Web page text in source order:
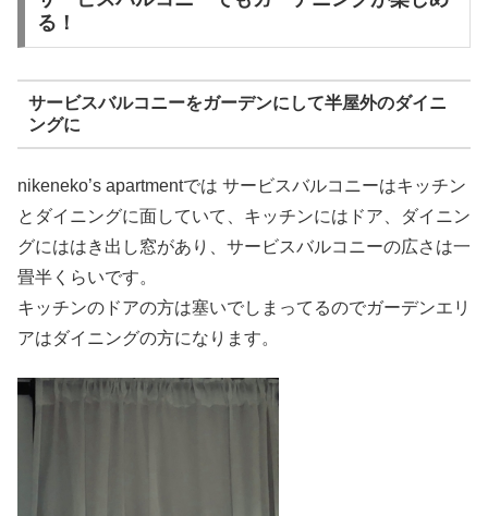
る！
サービスバルコニーをガーデンにして半屋外のダイニ
ングに
nikeneko’s apartmentでは サービスバルコニーはキッチン
とダイニングに面していて、キッチンにはドア、ダイニン
グにははき出し窓があり、サービスバルコニーの広さは一
畳半くらいです。
キッチンのドアの方は塞いでしまってるのでガーデンエリ
アはダイニングの方になります。